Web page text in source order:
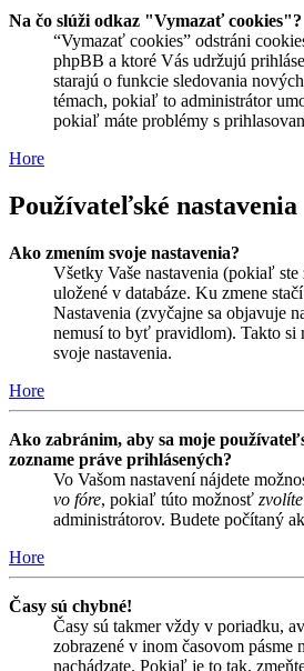
Na čo slúži odkaz "Vymazať cookies"?
“Vymazať cookies” odstráni
phpBB a ktoré Vás udržujú
starajú o funkcie sledovania
témach, pokiaľ to administrátor
pokiaľ máte problémy s
Hore
Používateľské nastavenia
Ako zmením svoje nastavenia?
Všetky Vaše nastavenia (pokiaľ ste
uložené v databáze. Ku zmene
Nastavenia (zvyčajne sa objavuje
nemusí to byť pravidlom). Takto si
svoje nastavenia.
Hore
Ako zabránim, aby sa moje
zozname práve prihlásených?
Vo Vašom nastavení nájdete
vo fóre, pokiaľ túto možnosť zvolíte
administrátorov. Budete počítaný
Hore
Časy sú chybné!
Časy sú takmer vždy v poriadku,
zobrazené v inom časovom pásme
nachádzate. Pokiaľ je to tak,